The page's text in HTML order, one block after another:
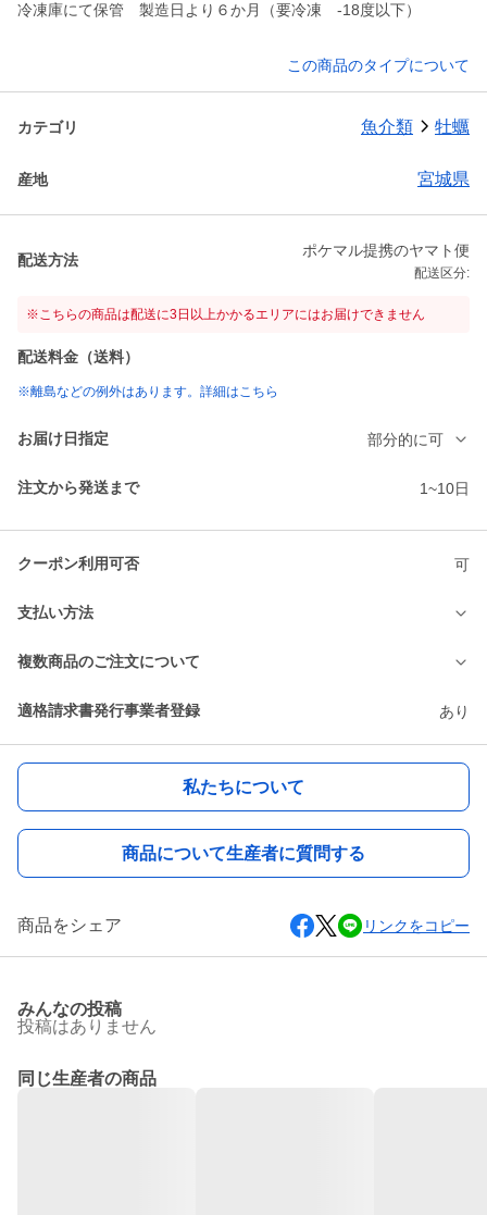
冷凍庫にて保管 製造日より６か月（要冷凍 -18度以下）
この商品のタイプについて
カテゴリ 魚介類 牡蠣
産地 宮城県
配送方法
ポケマル提携のヤマト便
配送区分:
※こちらの商品は配送に3日以上かかるエリアにはお届けできません
配送料金（送料）
※離島などの例外はあります。詳細はこちら
お届け日指定 部分的に可
注文から発送まで 1~10日
クーポン利用可否 可
支払い方法
複数商品のご注文について
適格請求書発行事業者登録 あり
私たちについて
商品について生産者に質問する
商品をシェア リンクをコピー
みんなの投稿
投稿はありません
同じ生産者の商品